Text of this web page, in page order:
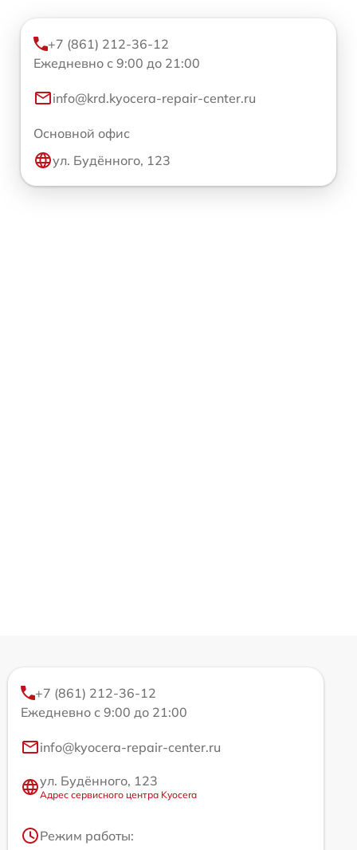
+7 (861) 212-36-12
Ежедневно с 9:00 до 21:00
info@krd.kyocera-repair-center.ru
Основной офис
ул. Будённого, 123
+7 (861) 212-36-12
Ежедневно с 9:00 до 21:00
info@kyocera-repair-center.ru
ул. Будённого, 123
Адрес сервисного центра Kyocera
Режим работы: